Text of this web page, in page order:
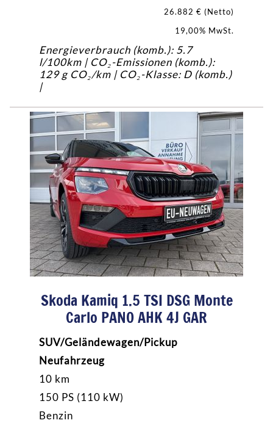
26.882 € (Netto)
19,00% MwSt.
Energieverbrauch (komb.): 5.7
l/100km | CO₂-Emissionen (komb.):
129 g CO₂/km | CO₂-Klasse: D (komb.)
|
Skoda Kamiq 1.5 TSI DSG Monte
Carlo PANO AHK 4J GAR
SUV/Geländewagen/Pickup
Neufahrzeug
10 km
150 PS (110 kW)
Benzin